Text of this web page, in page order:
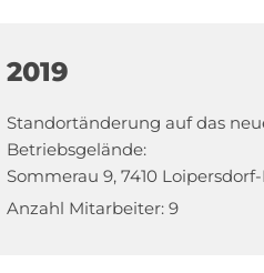
2019
Standortänderung auf das
Betriebsgelände:
Sommerau 9, 7410
Anzahl Mitarbeiter: 9